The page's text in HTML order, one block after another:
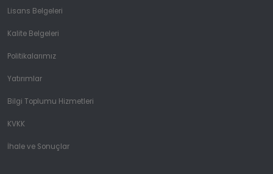
Lisans Belgeleri
Kalite Belgeleri
Politikalarımız
Yatırımlar
Bilgi Toplumu Hizmetleri
KVKK
İhale ve Sonuçlar